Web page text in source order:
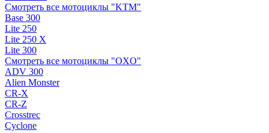
Смотреть все мотоциклы "KTM"
Base 300
Lite 250
Lite 250 X
Lite 300
Смотреть все мотоциклы "OXO"
ADV 300
Alien Monster
CR-X
CR-Z
Crosstrec
Cyclone